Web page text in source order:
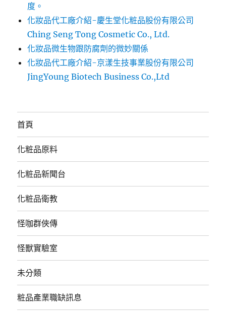
度。
化妝品代工廠介紹-慶生堂化粧品股份有限公司
Ching Seng Tong Cosmetic Co., Ltd.
化妝品微生物跟防腐劑的微妙關係
化妝品代工廠介紹-京漾生技事業股份有限公司
JingYoung Biotech Business Co.,Ltd
首頁
化粧品原料
化粧品新聞台
化粧品衛教
怪咖群俠傳
怪獸實驗室
未分類
粧品產業職缺訊息